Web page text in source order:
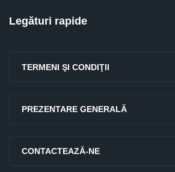
Legături rapide
TERMENI ŞI CONDIŢII
PREZENTARE GENERALĂ
CONTACTEAZĂ-NE